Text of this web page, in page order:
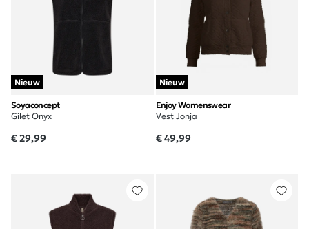
Nieuw
Soyaconcept
Gilet Onyx
€ 29,99
Nieuw
Enjoy Womenswear
Vest Jonja
€ 49,99